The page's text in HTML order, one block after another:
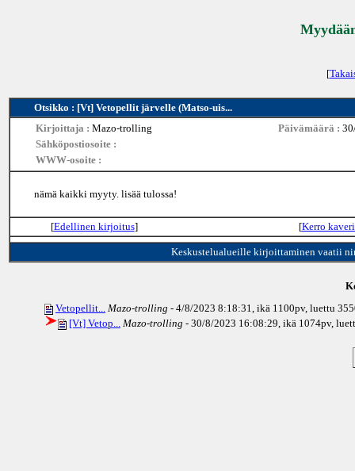
[
Otsikko : [Vt] Vetopellit järvelle (Matso-uis...
Kirjoittaja : Mazo-trolling Päivämäärä :
Sähköpostiosoite :
WWW-osoite :
nämä kaikki myyty. lisää tulossa!
[Edellinen kirjoitus] [Kerro
Keskustelualueille kirjoittaminen vaatii
Vetopellit... Mazo-trolling - 4/8/2023 8:18:31, ikä 1100pv, luettu
[Vt] Vetop... Mazo-trolling - 30/8/2023 16:08:29, ikä 1074pv,